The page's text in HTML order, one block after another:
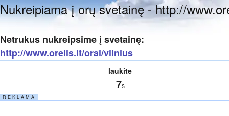
Nukreipiama į orų svetainę - http://
Netrukus nukreipsime į svetainę:
http://www.orelis.lt/orai/vilnius
laukite
7s
R E K L A M A